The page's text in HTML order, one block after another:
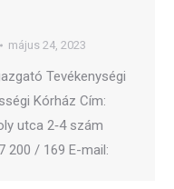
május 24, 2023
Tevékenységi
Kórház Cím:
utca 2‑4 szám
200 / 169 E-mail: